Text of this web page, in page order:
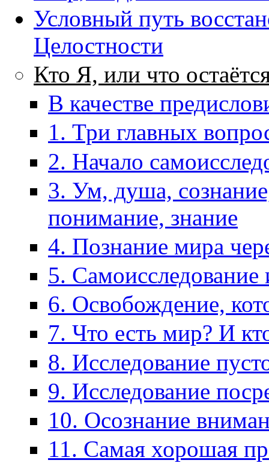
Условный путь
Целостности
Кто Я, или что
В качестве
1. Три главных
2. Начало
3. Ум, душа,
понимание, знание
4. Познание мира
5.
6. Освобождение,
7. Что есть мир? И
8. Исследование
9. Исследование
10. Осознание
11. Самая хорошая